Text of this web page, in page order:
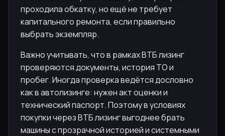
проходила обкатку, но ещё не требует
капитального ремонта, если правильно
выбрать экземпляр.
Важно учитывать, что в рамках ВТБ лизинг
проверяются документы, история ТО и
пробег. Иногда проверка ведётся дословно
как в автолизинге: нужен акт оценки и
технический паспорт. Поэтому в условиях
покупки через ВТБ лизинг выгоднее брать
машины с прозрачной историей и системными